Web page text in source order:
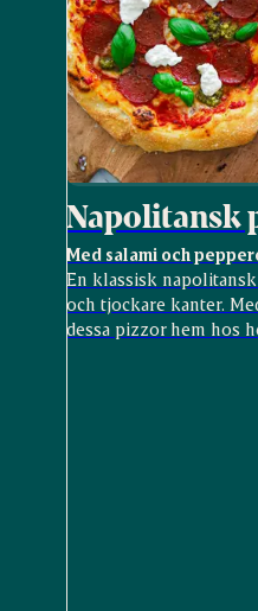
Napolitansk
Med salami och
En klassisk
och tjockare kanter.
dessa pizzor hem hos